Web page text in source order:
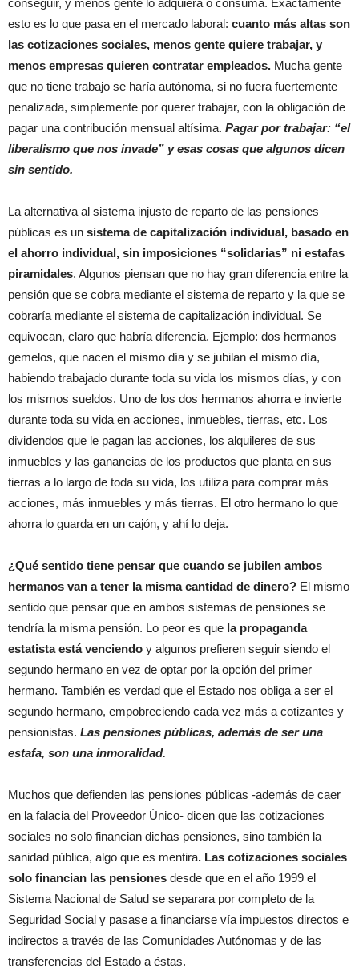
conseguir, y menos gente lo adquiera o consuma. Exactamente
esto es lo que pasa en el mercado laboral: cuanto más altas son
las cotizaciones sociales, menos gente quiere trabajar, y
menos empresas quieren contratar empleados. Mucha gente
que no tiene trabajo se haría autónoma, si no fuera fuertemente
penalizada, simplemente por querer trabajar, con la obligación de
pagar una contribución mensual altísima. Pagar por trabajar: “el
liberalismo que nos invade” y esas cosas que algunos dicen
sin sentido.
La alternativa al sistema injusto de reparto de las pensiones
públicas es un sistema de capitalización individual, basado en
el ahorro individual, sin imposiciones “solidarias” ni estafas
piramidales. Algunos piensan que no hay gran diferencia entre la
pensión que se cobra mediante el sistema de reparto y la que se
cobraría mediante el sistema de capitalización individual. Se
equivocan, claro que habría diferencia. Ejemplo: dos hermanos
gemelos, que nacen el mismo día y se jubilan el mismo día,
habiendo trabajado durante toda su vida los mismos días, y con
los mismos sueldos. Uno de los dos hermanos ahorra e invierte
durante toda su vida en acciones, inmuebles, tierras, etc. Los
dividendos que le pagan las acciones, los alquileres de sus
inmuebles y las ganancias de los productos que planta en sus
tierras a lo largo de toda su vida, los utiliza para comprar más
acciones, más inmuebles y más tierras. El otro hermano lo que
ahorra lo guarda en un cajón, y ahí lo deja.
¿Qué sentido tiene pensar que cuando se jubilen ambos
hermanos van a tener la misma cantidad de dinero? El mismo
sentido que pensar que en ambos sistemas de pensiones se
tendría la misma pensión. Lo peor es que la propaganda
estatista está venciendo y algunos prefieren seguir siendo el
segundo hermano en vez de optar por la opción del primer
hermano. También es verdad que el Estado nos obliga a ser el
segundo hermano, empobreciendo cada vez más a cotizantes y
pensionistas. Las pensiones públicas, además de ser una
estafa, son una inmoralidad.
Muchos que defienden las pensiones públicas -además de caer
en la falacia del Proveedor Único- dicen que las cotizaciones
sociales no solo financian dichas pensiones, sino también la
sanidad pública, algo que es mentira. Las cotizaciones sociales
solo financian las pensiones desde que en el año 1999 el
Sistema Nacional de Salud se separara por completo de la
Seguridad Social y pasase a financiarse vía impuestos directos e
indirectos a través de las Comunidades Autónomas y de las
transferencias del Estado a éstas.